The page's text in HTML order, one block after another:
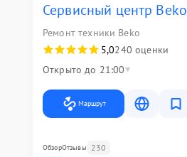
Сервисный центр Beko
Ремонт техники Beko
5,0240 оценки
Открыто до 21:00
Маршрут
ОбзорОтзывы 230